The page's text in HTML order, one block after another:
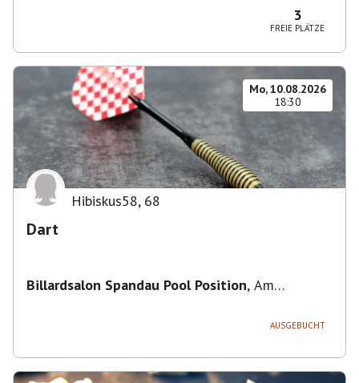
3
FREIE PLÄTZE
Mo, 10.08.2026
18:30
Hibiskus58, 68
Dart
Billardsalon Spandau Pool Position, Am
AUSGEBUCHT